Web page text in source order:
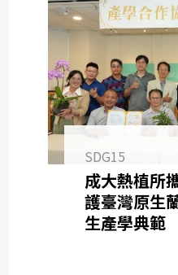
SDG15
成大熱植所
護臺灣原生
生產學典範